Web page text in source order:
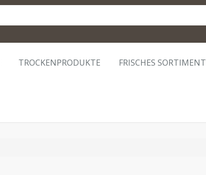
TROCKENPRODUKTE FRISCHES SORTIMENT